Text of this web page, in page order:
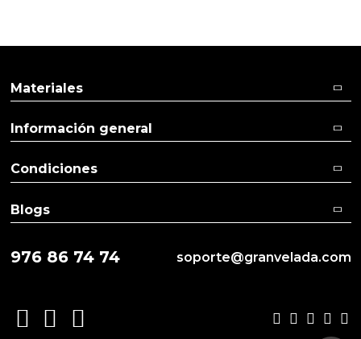
976 86 74 74 soporte@granvelada.com
Materiales
Información general
Condiciones
Blogs